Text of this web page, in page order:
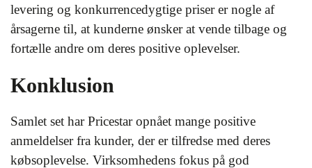
levering og konkurrencedygtige priser er nogle af
årsagerne til, at kunderne ønsker at vende tilbage og
fortælle andre om deres positive oplevelser.
Konklusion
Samlet set har Pricestar opnået mange positive
anmeldelser fra kunder, der er tilfredse med deres
købsoplevelse. Virksomhedens fokus på god